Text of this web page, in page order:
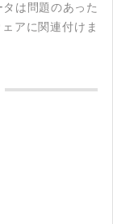
は問題のあった
アに関連付けま